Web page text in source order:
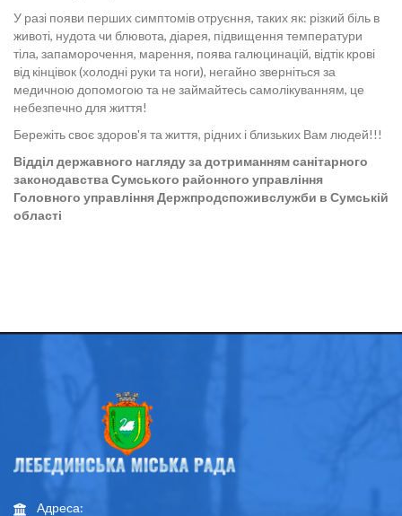
У разі появи перших симптомів отруєння, таких як: різкий біль в
животі, нудота чи блювота, діарея, підвищення температури
тіла, запаморочення, марення, поява галюцинацій, відтік крові
від кінцівок (холодні руки та ноги), негайно зверніться за
медичною допомогою та не займайтесь самолікуванням, це
небезпечно для життя!
Бережіть своє здоров'я та життя, рідних і близьких Вам людей!!!
Відділ державного нагляду за дотриманням санітарного
законодавства Сумського районного управління
Головного управління Держпродспоживслужби в Сумській
області
Адреса: